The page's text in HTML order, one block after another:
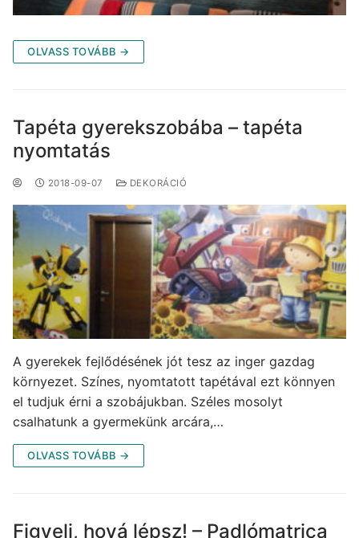
OLVASS TOVÁBB →
Tapéta gyerekszobába – tapéta
nyomtatás
2018-09-07 DEKORÁCIÓ
A gyerekek fejlődésének jót tesz az inger gazdag
környezet. Színes, nyomtatott tapétával ezt könnyen
el tudjuk érni a szobájukban. Széles mosolyt
csalhatunk a gyermekünk arcára,…
OLVASS TOVÁBB →
Figyelj, hová lépsz! – Padlómatrica